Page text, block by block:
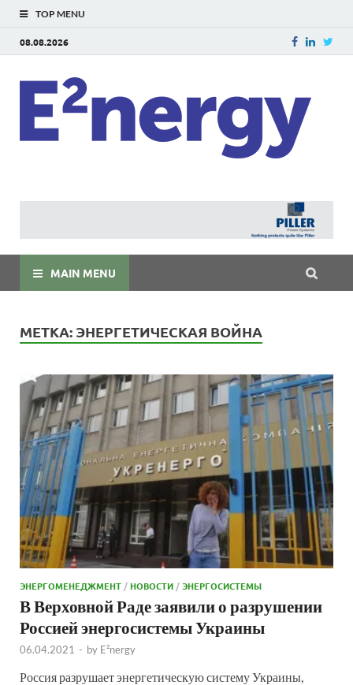
TOP MENU
08.08.2026
MAIN MENU
МЕТКА: ЭНЕРГЕТИЧЕСКАЯ ВОЙНА
ЭНЕРГОМЕНЕДЖМЕНТ /НОВОСТИ /ЭНЕРГОСИСТЕМЫ
В Верховной Раде заявили о разрушении
Россией энергосистемы Украины
06.04.2021 - by E²nergy
Россия разрушает энергетическую систему Украины,